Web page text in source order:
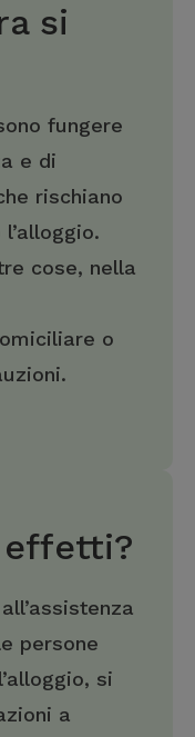
si
fungere
e di
rischiano
cose, nella
o
effetti?
persone
si
a